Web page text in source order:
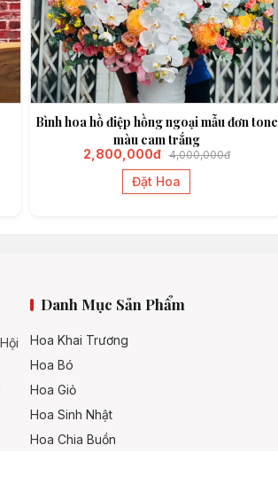
Bình hoa hồ điệp hồng ngoại mẫu đơn tone
màu cam trắng
2,800,000đ 4,000,000đ
Đặt Hoa
Danh Mục Sản Phẩm
Hoa Khai Trương
Hoa Bó
Hoa Giỏ
Hoa Sinh Nhật
Hoa Chia Buồn